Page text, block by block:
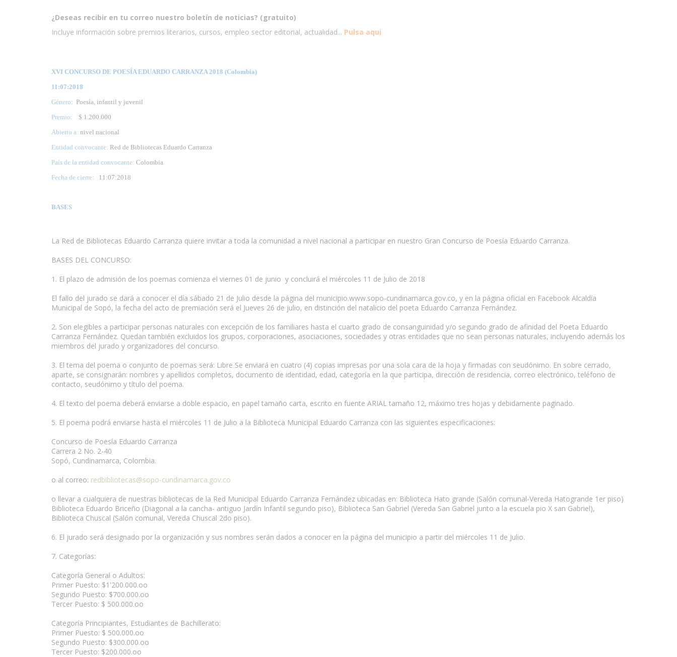
¿Deseas recibir en tu correo nuestro boletín de noticias? (gratuito)
Incluye información sobre premios literarios, cursos, empleo sector editorial, actualidad... Pulsa aqui
XVI CONCURSO DE POESÍA EDUARDO CARRANZA 2018 (Colombia)
11:07:2018
Género: Poesía, infantil y juvenil
Premio:
$ 1.200.000
Abierto a: nivel nacional
Entidad convocante: Red de Bibliotecas Eduardo Carranza
País de la entidad convocante: Colombia
Fecha de cierre: 11 :07:2018
BASES
La Red de Bibliotecas Eduardo Carranza quiere invitar a toda la comunidad a nivel nacional a participar en nuestro Gran Concurso de Poesía Eduardo Carranza.
BASES DEL CONCURSO:
1. El plazo de admisión de los poemas comienza el viernes 01 de junio y concluirá el miércoles 11 de Julio de 2018
El fallo del jurado se dará a conocer el día sábado 21 de Julio desde la página del municipio.www.sopo-cundinamarca.gov.co, y en la página oficial en Facebook Alcaldía
Municipal de Sopó, la fecha del acto de premiación será el Jueves 26 de julio, en distinción del natalicio del poeta Eduardo Carranza Fernández.
2. Son elegibles a participar personas naturales con excepción de los familiares hasta el cuarto grado de consanguinidad y/o segundo grado de afinidad del Poeta Eduardo
Carranza Fernández. Quedan también excluidos los grupos, corporaciones, asociaciones, sociedades y otras entidades que no sean personas naturales, incluyendo además los
miembros del jurado y organizadores del concurso.
3. El tema del poema o conjunto de poemas será: Libre Se enviará en cuatro (4) copias impresas por una sola cara de la hoja y firmadas con seudónimo. En sobre cerrado,
aparte, se consignarán: nombres y apellidos completos, documento de identidad, edad, categoría en la que participa, dirección de residencia, correo electrónico, teléfono de
contacto, seudónimo y título del poema.
4. El texto del poema deberá enviarse a doble espacio, en papel tamaño carta, escrito en fuente ARIAL tamaño 12, máximo tres hojas y debidamente paginado.
5. El poema podrá enviarse hasta el miércoles 11 de Julio a la Biblioteca Municipal Eduardo Carranza con las siguientes especificaciones:
Concurso de Poesía Eduardo Carranza
Carrera 2 No. 2-40
Sopó, Cundinamarca, Colombia.
o al correo: redbibliotecas@sopo-cundinamarca.gov.co
o llevar a cualquiera de nuestras bibliotecas de la Red Municipal Eduardo Carranza Fernández ubicadas en: Biblioteca Hato grande (Salón comunal-Vereda Hatogrande 1er piso)
Biblioteca Eduardo Briceño (Diagonal a la cancha- antiguo Jardín Infantil segundo piso), Biblioteca San Gabriel (Vereda San Gabriel junto a la escuela pio X san Gabriel),
Biblioteca Chuscal (Salón comunal, Vereda Chuscal 2do piso).
6. El jurado será designado por la organización y sus nombres serán dados a conocer en la página del municipio a partir del miércoles 11 de Julio.
7. Categorías:
Categoría General o Adultos:
Primer Puesto: $1'200.000.oo
Segundo Puesto: $700.000.oo
Tercer Puesto: $ 500.000.oo
Categoría Principiantes, Estudiantes de Bachillerato:
Primer Puesto: $ 500.000.oo
Segundo Puesto: $300.000.oo
Tercer Puesto: $200.000.oo